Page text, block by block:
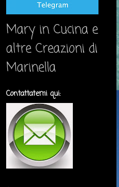
Mary in Cucina e
altre Creazioni di
Marinella
Contattatemi qui: